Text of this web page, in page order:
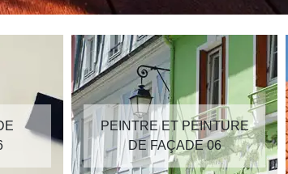
PEINTRE ET PEINTURE
DE FAÇADE 06